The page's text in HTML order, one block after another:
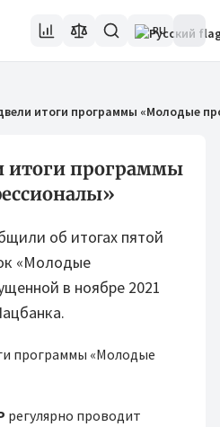
RU
итоги программы «Молодые
итоги программы
об итогах пятой
«Молодые
в ноябре 2021
регулярно проводит